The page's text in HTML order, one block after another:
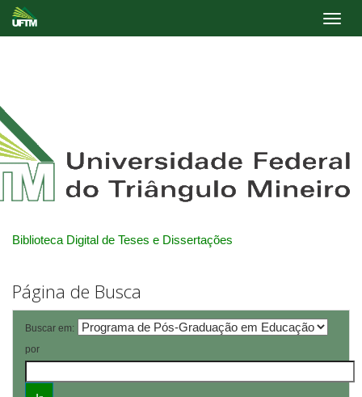
Biblioteca Digital de Teses e Dissertações
Página de Busca
Buscar em:
por